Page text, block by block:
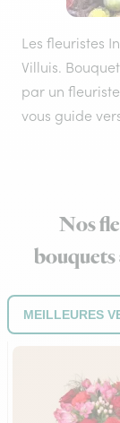
Les fleuristes
Villuis.
par un
vous guide
Nos